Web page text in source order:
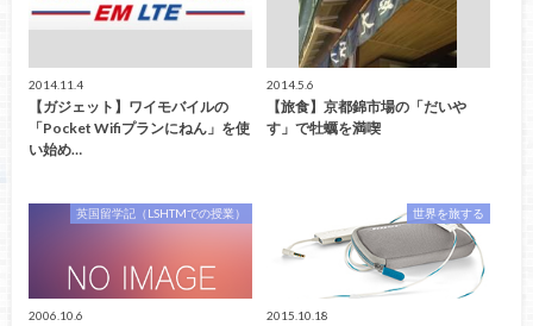
2014.11.4
【ガジェット】ワイモバイルの
「Pocket Wifiプランにねん」を使
い始め…
2014.5.6
【旅食】京都錦市場の「だいや
す」で牡蠣を満喫
英国留学記（LSHTMでの授業）
2006.10.6
世界を旅する
2015.10.18